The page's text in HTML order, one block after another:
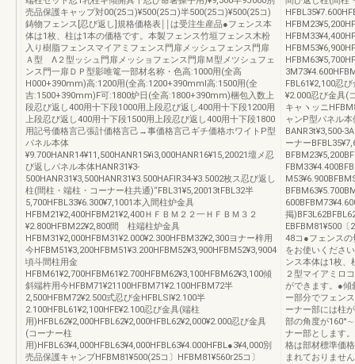
売品保護キャップ対00(25コ)¥500(25コ)半500(25コ)¥500(25コ)
鋳物フェンス[忍び返し]規格価格表￨￨は受注生産品●フェンス本
体は1枚、柱は1本の価格です。本製フェンス竹垣フェンス木粉
入り樹脂フェンスマイアミフェンス門扉メッシュフェンス門扉
Ａ型 Λ２型ッシュ門扉メッショフェンス門扉Ｍ型メツシュフェ
ンス門一扉ＤＰ型影唯篭一部材名称・色高:1000用(全高
H000+390mm)高:1200用(全高:1200+390mml高:1500用(全
吉:1500+390mm)F可:1800炉日(全高:1800+390mm)梱包入数上
段忍び返し400用十下段1000用上段忍び返し400用十下段1200用
上段忍び返し400用十下段1500用上段忍び返し400用十下段1800
用記号価格言己張計価格言己→事価格言己ギチ価格ホワイトP型
パネル本体
¥9.700HANR14¥11,500HANR15¥i3,000HANR16¥15,20021壇メ忍
び返しパネル本体HANR31¥3‐
500HANR31¥3,500HANR31¥3.500HAFIR34‐¥3.5002枚ス忍び返し
柱(間柱・端柱・コーナー柱共通)“FBL31¥5,20013tFBL32半
5,700HFBL33¥6.300¥7,1001本入間柱炉金具
HFBM21¥2,400HFBM21¥2,400ＨＦＢＭ２２一ＨＦＢＭ３２
¥2.800HFBM22¥2,800間 柱端柱炉金具
HFBM31¥2,000HFBM31¥2.000¥2.300HFBM32¥2,300ヨナー梓用
今HFBM51¥3,200HFBM51¥3.200HFBM52¥3,900HFBM52¥3,9004
頃斗間柱用金
HFBM61¥2,700HFBM61¥2.700HFBM62¥3,100HFBM62¥3,100傾
斜端杵用今HFBM71¥21100HFBM71¥2.100HFBM72半
2,500HFBM72¥2.500式忍び金HFBLSl¥2.100半
2.100HFBL61¥2,100HFE¥2.100忍び金具(端柱
用)HFBL62¥2,000HFBL62¥2,000HFBL62¥2,000¥2.000忍び金具
(コーナー柱
用)HFBL63¥4,000HFBL63¥4,000HFBL63¥4.000HFBL●3¥4,000別
売品保護キャンブHFBM81¥500(25コ〕HFBM81¥560r25コ〕
FBL61¥2,100忍
¥2.000忍び金具(
キャヽッニ
ャンP型パネル本
ーナー
掲
EBFBM81¥500
48コ●フェンス
をお使いくださ
ンス本体は1枚、
２型マイアミロ
ができます。●傾
ー部分でフェン
ーナー部には柱
部の角度が
ナー部とします
格は部材標準価
まれておりませ